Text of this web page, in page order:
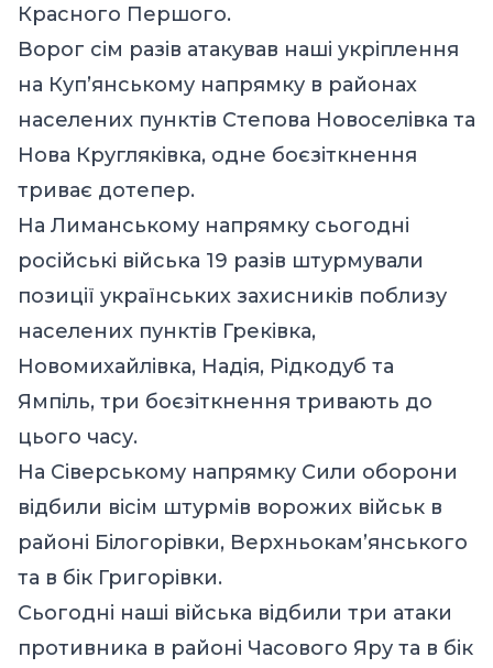
Красного Першого.
Ворог сім разів атакував наші укріплення
на Куп’янському напрямку в районах
населених пунктів Степова Новоселівка та
Нова Кругляківка, одне боєзіткнення
триває дотепер.
На Лиманському напрямку сьогодні
російські війська 19 разів штурмували
позиції українських захисників поблизу
населених пунктів Греківка,
Новомихайлівка, Надія, Рідкодуб та
Ямпіль, три боєзіткнення тривають до
цього часу.
На Сіверському напрямку Сили оборони
відбили вісім штурмів ворожих військ в
районі Білогорівки, Верхньокам’янського
та в бік Григорівки.
Сьогодні наші війська відбили три атаки
противника в районі Часового Яру та в бік